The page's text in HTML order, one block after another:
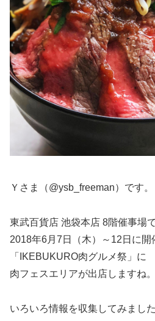
Ｙさま（@ysb_freeman）です。
東武百貨店 池袋本店 8階催事場
2018年6月7日（木）～12日に開
「IKEBUKURO肉グルメ祭」に
肉フェスエリアが出店しますね。
いろいろ情報を収集してみました